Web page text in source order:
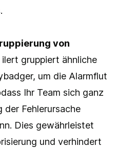
von
ilert gruppiert ähnliche
um die Alarmflut
Ihr Team sich ganz
der Fehlerursache
Dies gewährleistet
und verhindert